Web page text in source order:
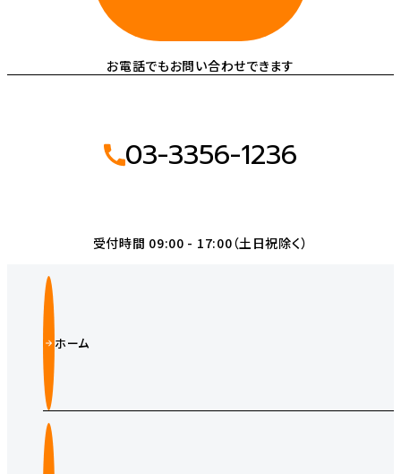
お電話でもお問い合わせできます
03-3356-1236
受付時間 09:00 - 17:00（土日祝除く）
ホーム